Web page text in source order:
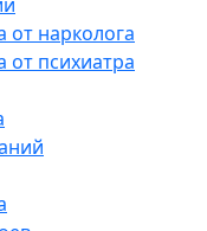
от нарколога
от психиатра